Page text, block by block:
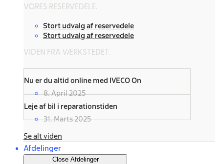
VORES RESERVEDELE.
Stort udvalg af reservedele
Stort udvalg af reservedele
VIDEN FRA VÆRKSTEDET.
Nu er du altid online med IVECO On
8. April 2025
Leje af bil i reparationstiden
31. Marts 2025
Se alt viden
Afdelinger
Close Afdelinger